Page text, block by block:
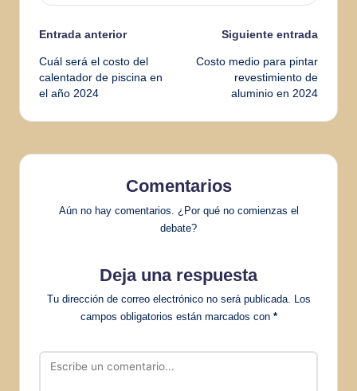
Navegación
de
entradas
Entrada anterior
Cuál será el costo del
calentador de piscina en
el año 2024
Siguiente entrada
Costo medio para pintar
revestimiento de
aluminio en 2024
Comentarios
Aún no hay comentarios. ¿Por qué no comienzas el
debate?
Deja una respuesta
Tu dirección de correo electrónico no será publicada. Los
campos obligatorios están marcados con *